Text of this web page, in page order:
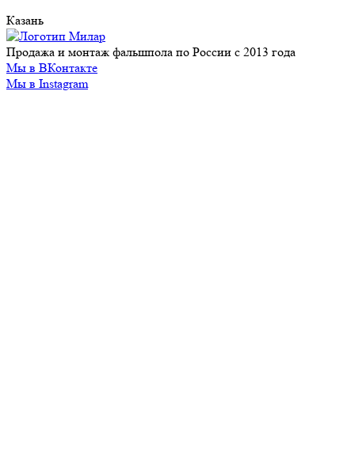
Казань
Продажа и монтаж фальшпола по России с 2013 года
Мы в ВКонтакте
Мы в Instagram